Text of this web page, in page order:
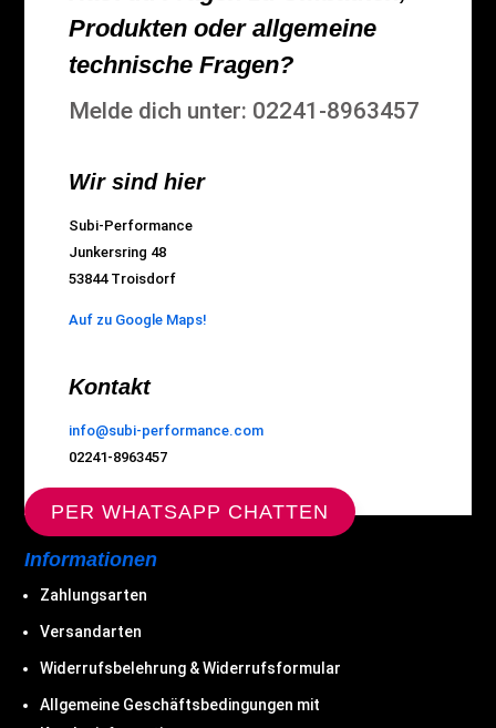
Produkten oder allgemeine
technische Fragen?
Melde dich unter: 02241-8963457
Wir sind hier
Subi-Performance
Junkersring 48
53844 Troisdorf
Auf zu Google Maps!
Kontakt
info@subi-performance.com
02241-8963457
PER WHATSAPP CHATTEN
Informationen
Zahlungsarten
Versandarten
Widerrufsbelehrung & Widerrufsformular
Allgemeine Geschäftsbedingungen mit